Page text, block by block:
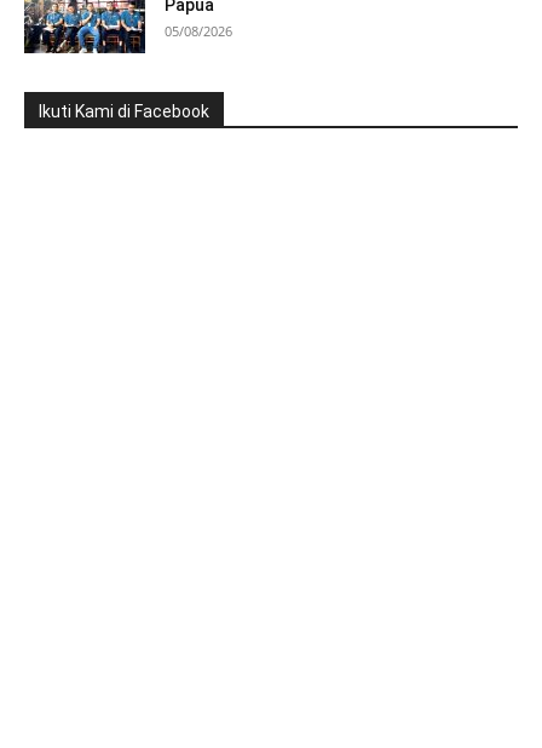
Papua
05/08/2026
Ikuti Kami di Facebook